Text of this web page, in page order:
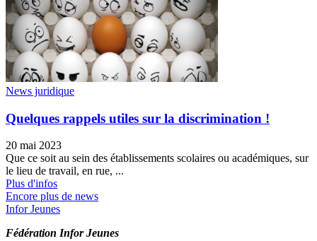
News juridique
Quelques rappels utiles sur la discrimination !
20 mai 2023
Que ce soit au sein des établissements scolaires ou académiques, sur
le lieu de travail, en rue, ...
Plus d'infos
Encore plus de news
Infor Jeunes
Fédération Infor Jeunes